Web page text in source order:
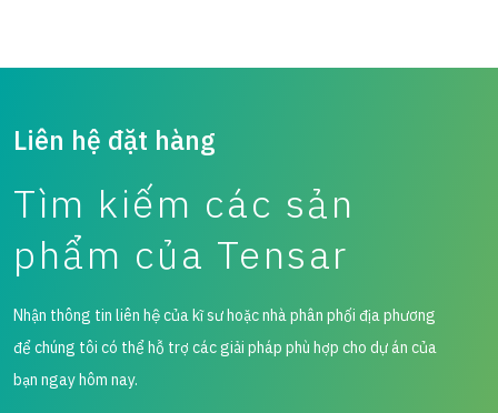
Liên hệ đặt hàng
Tìm kiếm các sản
phẩm của Tensar
Nhận thông tin liên hệ của kĩ sư hoặc nhà phân phối địa phương
để chúng tôi có thể hỗ trợ các giải pháp phù hợp cho dự án của
bạn ngay hôm nay.